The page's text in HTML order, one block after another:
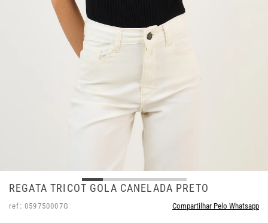
REGATA TRICOT GOLA CANELADA PRETO
ref: 059750007G Compartilhar Pelo Whatsapp